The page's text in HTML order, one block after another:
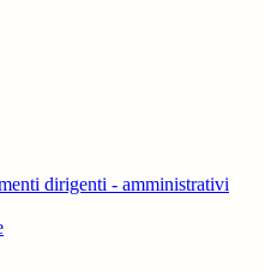
dirigenti - amministrativi